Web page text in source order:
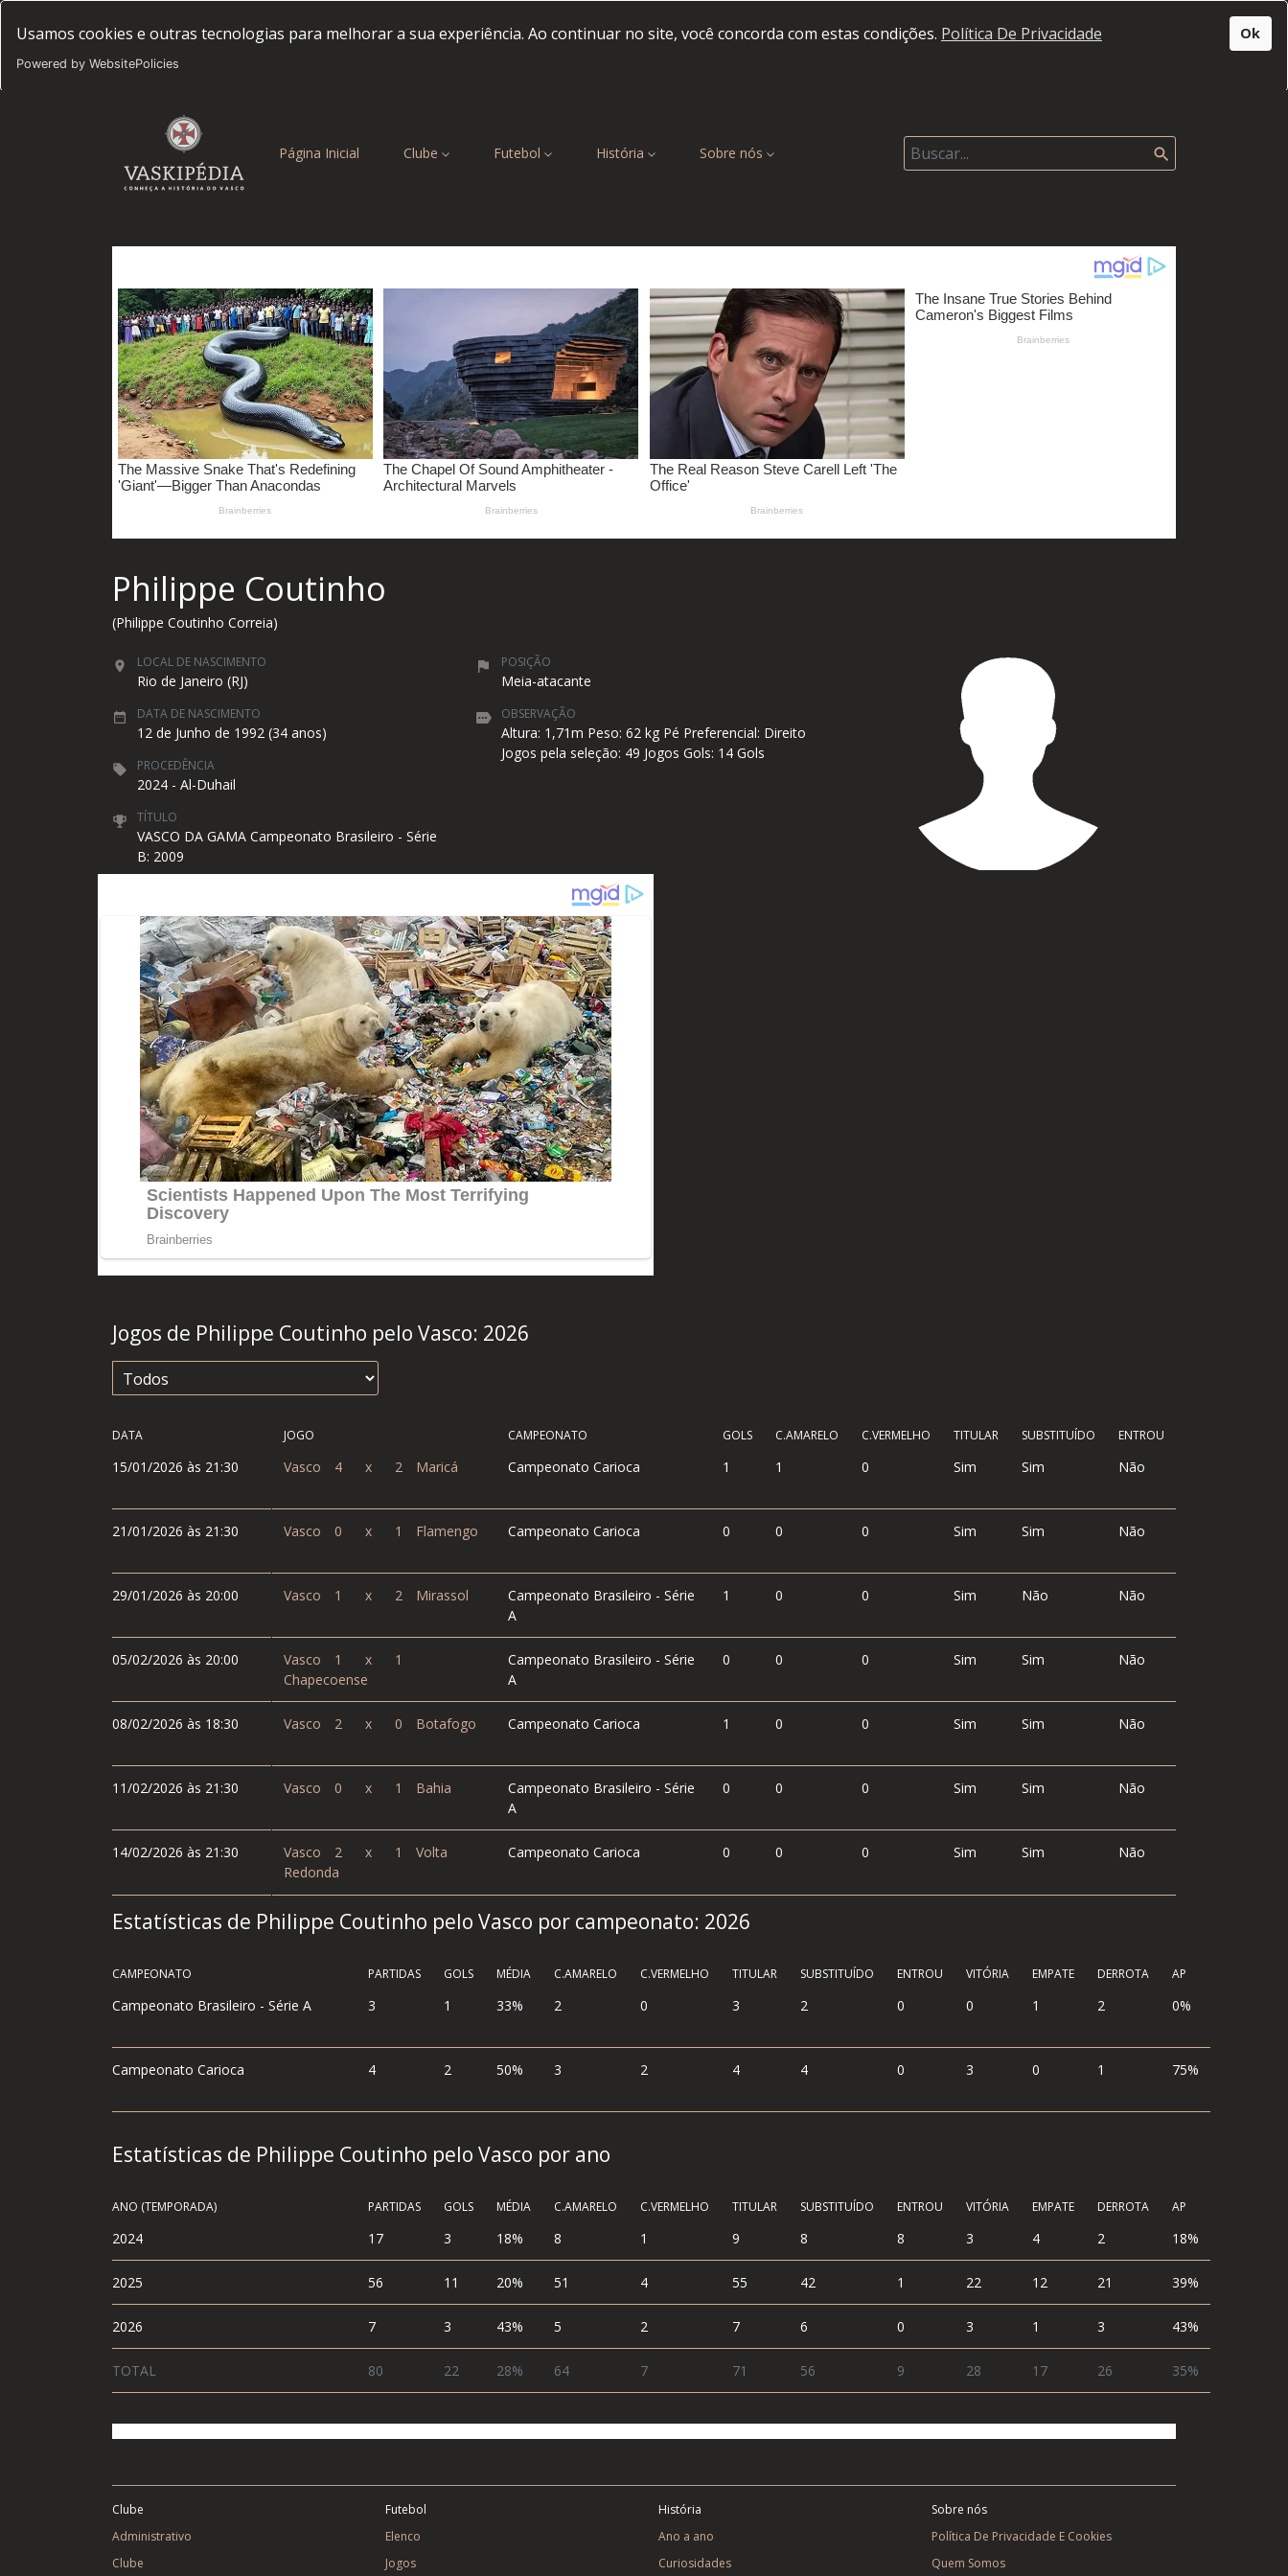
Usamos cookies e outras tecnologias para melhorar a sua experiência. Ao continuar no site, você concorda com estas condições. Política De Privacidade Ok
Powered by WebsitePolicies
Página Inicial (current)Clube Futebol História Sobre nós
Philippe Coutinho
(Philippe Coutinho Correia)
LOCAL DE NASCIMENTO
Rio de Janeiro (RJ)
DATA DE NASCIMENTO
12 de Junho de 1992 (34 anos)
PROCEDÊNCIA
2024 - Al-Duhail
TÍTULO
VASCO DA GAMA Campeonato Brasileiro - Série
B: 2009
POSIÇÃO
Meia-atacante
OBSERVAÇÃO
Altura: 1,71m Peso: 62 kg Pé Preferencial: Direito
Jogos pela seleção: 49 Jogos Gols: 14 Gols
Jogos de Philippe Coutinho pelo Vasco: 2026
DATA
15/01/2026 às 21:30
21/01/2026 às 21:30
29/01/2026 às 20:00
05/02/2026 às 20:00
08/02/2026 às 18:30
11/02/2026 às 21:30
14/02/2026 às 21:30
JOGO CAMPEONATO GOLS C.AMARELO C.VERMELHO TITULAR SUBSTITUÍDO ENTROU
Vasco 4 x 2 Maricá Campeonato Carioca 1 1 0 Sim Sim Não
Vasco 0 x 1 Flamengo Campeonato Carioca 0 0 0 Sim Sim Não
Vasco 1 x 2 Mirassol
Campeonato Brasileiro - Série
A
1 0 0 Sim Não Não
Vasco 1 x
1
Chapecoense
Campeonato Brasileiro - Série
A
0 0 0 Sim Sim Não
Vasco 2 x 0 Botafogo Campeonato Carioca 1 0 0 Sim Sim Não
Vasco 0 x 1 Bahia
Campeonato Brasileiro - Série
A
0 0 0 Sim Sim Não
Vasco 2 x 1
Volta
Redonda
Campeonato Carioca 0 0 0 Sim Sim Não
Estatísticas de Philippe Coutinho pelo Vasco por campeonato: 2026
CAMPEONATO
Campeonato Brasileiro - Série A
Campeonato Carioca
PARTIDAS GOLS MÉDIA C.AMARELO C.VERMELHO TITULAR SUBSTITUÍDO ENTROU VITÓRIA EMPATE DERROTA AP
3 1 33% 2 0 3 2 0 0 1 2 0%
4 2 50% 3 2 4 4 0 3 0 1 75%
Estatísticas de Philippe Coutinho pelo Vasco por ano
ANO (TEMPORADA)
2024
2025
2026
TOTAL
PARTIDAS GOLS MÉDIA C.AMARELO C.VERMELHO TITULAR SUBSTITUÍDO ENTROU VITÓRIA EMPATE DERROTA AP
17 3 18% 8 1 9 8 8 3 4 2 18%
56 11 20% 51 4 55 42 1 22 12 21 39%
7 3 43% 5 2 7 6 0 3 1 3 43%
80 22 28% 64 7 71 56 9 28 17 26 35%
Clube
Administrativo
Clube
Futebol
Elenco
Jogos
História
Ano a ano
Curiosidades
Sobre nós
Política De Privacidade E Cookies
Quem Somos